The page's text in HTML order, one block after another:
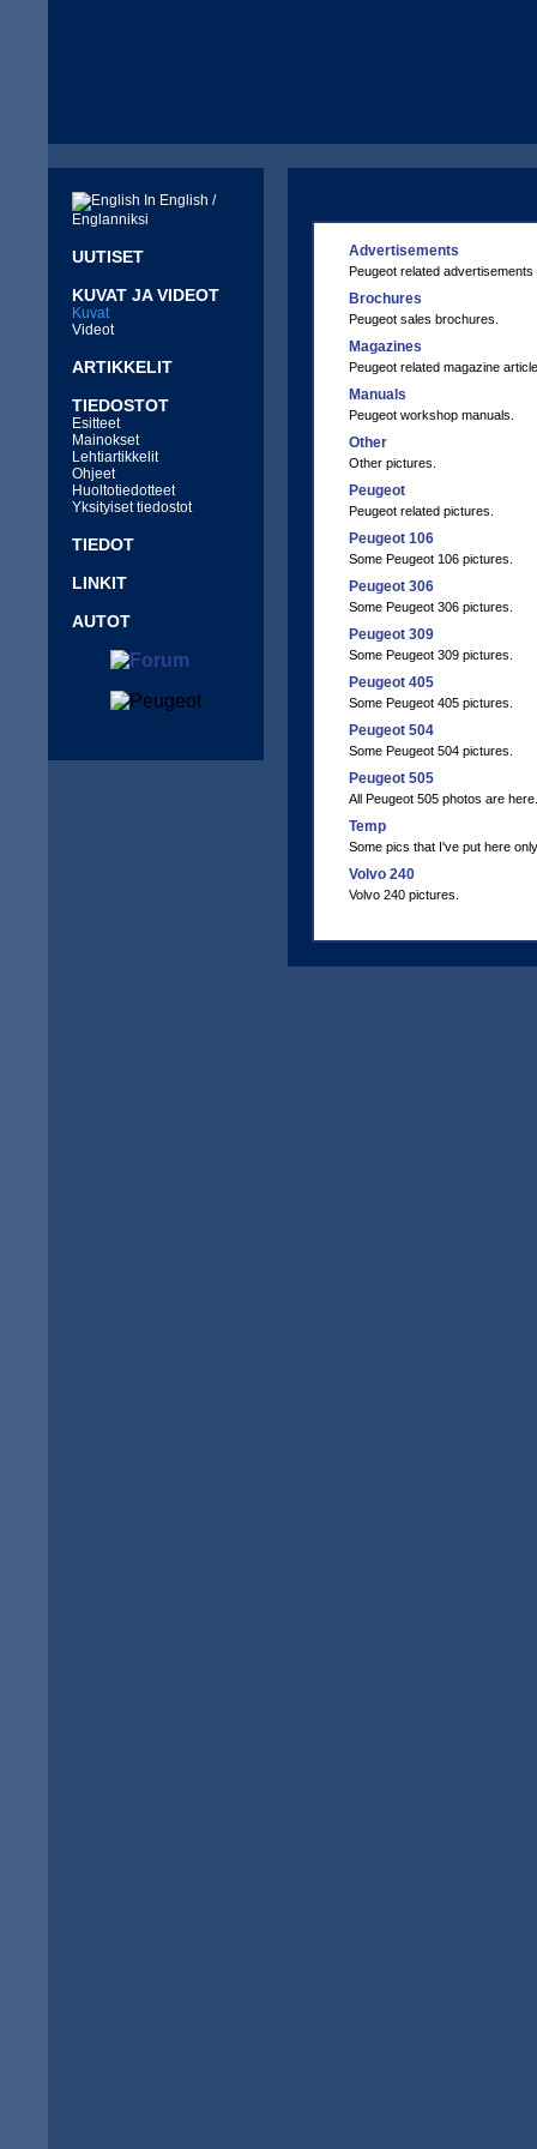
In English /
Englanniksi
UUTISET
KUVAT JA VIDEOT
Kuvat
Videot
ARTIKKELIT
TIEDOSTOT
Esitteet
Mainokset
Lehtiartikkelit
Ohjeet
Huoltotiedotteet
Yksityiset tiedostot
TIEDOT
LINKIT
AUTOT
Advertisements
Peugeot related
Brochures
Peugeot sales brochures.
Magazines
Peugeot related magazine
Manuals
Peugeot workshop manuals.
Other
Other pictures.
Peugeot
Peugeot related pictures.
Peugeot 106
Some Peugeot 106 pictures.
Peugeot 306
Some Peugeot 306 pictures.
Peugeot 309
Some Peugeot 309 pictures.
Peugeot 405
Some Peugeot 405 pictures.
Peugeot 504
Some Peugeot 504 pictures.
Peugeot 505
All Peugeot 505 photos are
Temp
Some pics that I've put here
Volvo 240
Volvo 240 pictures.